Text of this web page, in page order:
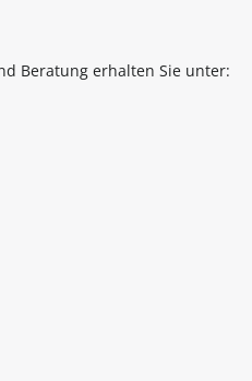
Beratung erhalten Sie unter: